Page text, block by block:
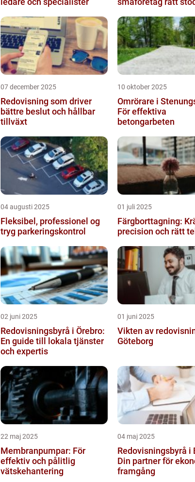
07 december 2025
Redovisning som driver
bättre beslut och hållbar
tillväxt
10 oktober 2025
Omrörare i
För effektiva
betongarbeten
04 augusti 2025
Fleksibel, professionel og
tryg parkeringskontrol
01 juli 2025
Färgborttagning:
precision och rätt
02 juni 2025
Redovisningsbyrå i Örebro:
En guide till lokala tjänster
och expertis
01 juni 2025
Vikten av
Göteborg
22 maj 2025
Membranpumpar: För
effektiv och pålitlig
vätskehantering
04 maj 2025
Redovisningsbyrå i
Din partner för
framgång